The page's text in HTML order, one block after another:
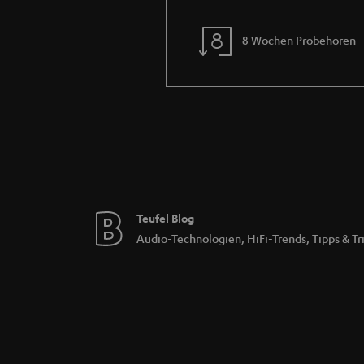
8 Wochen Probehören
Teufel Blog
Audio-Technologien, HiFi-Trends, Tipps &